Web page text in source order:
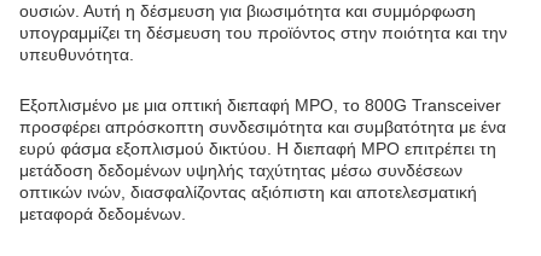
ουσιών. Αυτή η δέσμευση για βιωσιμότητα και συμμόρφωση
υπογραμμίζει τη δέσμευση του προϊόντος στην ποιότητα και την
υπευθυνότητα.
Εξοπλισμένο με μια οπτική διεπαφή MPO, το 800G Transceiver
προσφέρει απρόσκοπτη συνδεσιμότητα και συμβατότητα με ένα
ευρύ φάσμα εξοπλισμού δικτύου. Η διεπαφή MPO επιτρέπει τη
μετάδοση δεδομένων υψηλής ταχύτητας μέσω συνδέσεων
οπτικών ινών, διασφαλίζοντας αξιόπιστη και αποτελεσματική
μεταφορά δεδομένων.